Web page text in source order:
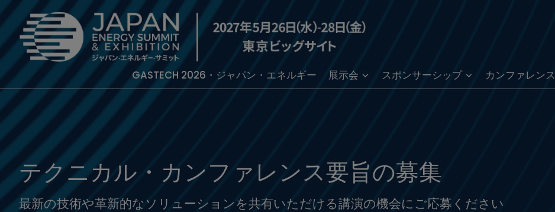
GASTECH 2026・ジャパン・エネルギー 展示会 スポンサーシップ カンファレンス
テクニカル・カンファレンス要旨の募集
最新の技術や革新的なソリューションを共有いただける講演の機会にご応募ください